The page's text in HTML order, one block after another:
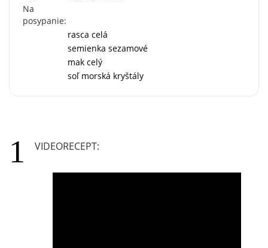
Na
posypanie:
rasca celá
semienka sezamové
mak celý
soľ morská kryštály
VIDEORECEPT: